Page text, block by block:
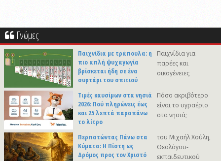
Γνώμες
Παιχνίδια με τράπουλα: η
πιο απλή ψυχαγωγία
βρίσκεται ήδη σε ένα
συρτάρι του σπιτιού
Παιχνίδια για
παρέες και
οικογένειες
Τιμές καυσίμων στα νησιά
2026: Πού πληρώνεις έως
και 25 λεπτά παραπάνω
το λίτρο
Πόσο ακριβότερο
είναι το υγραέριο
στα νησιά;
Περπατώντας Πάνω στα
Κύματα: Η Πίστη ως
Δρόμος προς τον Χριστό
του Μιχαήλ Χούλη,
Θεολόγου-
εκπαιδευτικού